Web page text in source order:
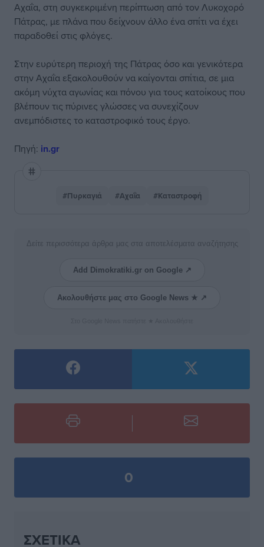
Αχαΐα, στη συγκεκριμένη περίπτωση από τον Λυκοχορό
Πάτρας, με πλάνα που δείχνουν άλλο ένα σπίτι να έχει
παραδοθεί στις φλόγες.
Στην ευρύτερη περιοχή της Πάτρας όσο και γενικότερα
στην Αχαΐα εξακολουθούν να καίγονται σπίτια, σε μια
ακόμη νύχτα αγωνίας και πόνου για τους κατοίκους που
βλέπουν τις πύρινες γλώσσες να συνεχίζουν
ανεμπόδιστες το καταστροφικό τους έργο.
Πηγή: in.gr
#Πυρκαγιά #Αχαΐα #Καταστροφή
Δείτε περισσότερα άρθρα μας στα αποτελέσματα αναζήτησης
Add Dimokratiki.gr on Google ↗
Ακολουθήστε μας στο Google News ★ ↗
0
ΣΧΕΤΙΚΆ